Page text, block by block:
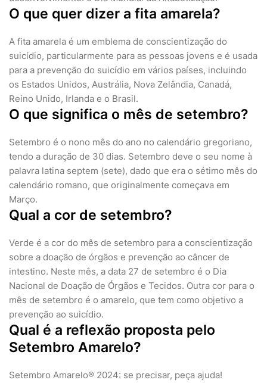
O que quer dizer a fita amarela?
A fita amarela é um emblema de conscientização do
suicídio, particularmente para as pessoas jovens e é usada
para a prevenção do suicídio em vários países, incluindo
os Estados Unidos, Austrália, Nova Zelândia, Canadá,
Reino Unido, Irlanda e o Brasil.
O que significa o mês de setembro?
Setembro é o nono mês do ano no calendário gregoriano,
tendo a duração de 30 dias. Setembro deve o seu nome à
palavra latina septem (sete), dado que era o sétimo mês do
calendário romano, que originalmente começava em
Março.
Qual a cor de setembro?
Verde é a cor do mês de setembro para a conscientização
sobre a doação de órgãos e prevenção ao câncer de
intestino. Neste mês, a data 27 de setembro é o Dia
Nacional de Doação de Órgãos e Tecidos. Outra cor para o
mês de setembro é o amarelo, que tem como objetivo a
prevenção ao suicídio.
Qual é a reflexão proposta pelo
Setembro Amarelo?
Setembro Amarelo® 2024: se precisar, peça ajuda!